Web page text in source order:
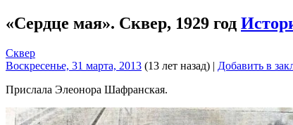
«Сердце мая». Сквер, 1929 год
Сквер
Воскресенье, 31 марта, 2013 (13 лет назад) | Добавить в
Прислала Элеонора Шафранская.